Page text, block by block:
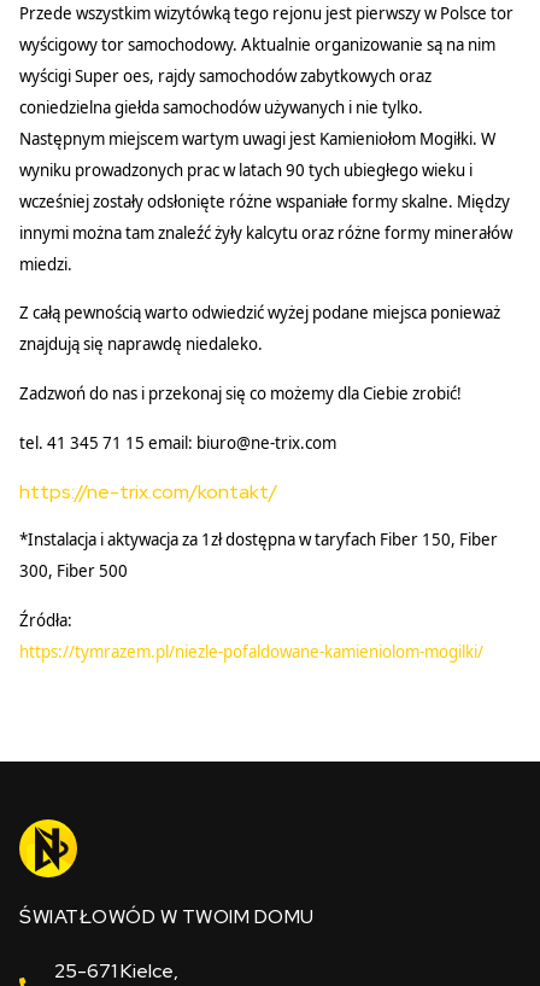
Przede wszystkim wizytówką tego rejonu jest pierwszy w Polsce tor
wyścigowy tor samochodowy. Aktualnie organizowanie są na nim
wyścigi Super oes, rajdy samochodów zabytkowych oraz
coniedzielna giełda samochodów używanych i nie tylko.
Następnym miejscem wartym uwagi jest Kamieniołom Mogiłki. W
wyniku prowadzonych prac w latach 90 tych ubiegłego wieku i
wcześniej zostały odsłonięte różne wspaniałe formy skalne. Między
innymi można tam znaleźć żyły kalcytu oraz różne formy minerałów
miedzi.
Z całą pewnością warto odwiedzić wyżej podane miejsca ponieważ
znajdują się naprawdę niedaleko.
Zadzwoń do nas i przekonaj się co możemy dla Ciebie zrobić!
tel. 41 345 71 15 email: biuro@ne-trix.com
https://ne-trix.com/kontakt/
*Instalacja i aktywacja za 1zł dostępna w taryfach Fiber 150, Fiber
300, Fiber 500
Źródła:
https://tymrazem.pl/niezle-pofaldowane-kamieniolom-mogilki/
ŚWIATŁOWÓD W TWOIM DOMU
25-671 Kielce,